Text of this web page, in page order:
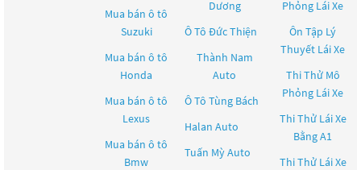
Mua bán ô tô
Suzuki
Mua bán ô tô
Honda
Mua bán ô tô
Lexus
Mua bán ô tô
Bmw
Dương
Ô Tô Đức Thiện
Thành Nam
Auto
Ô Tô Tùng Bách
Halan Auto
Tuấn Mỳ Auto
Phỏng Lái Xe
Ôn Tập Lý
Thuyết Lái Xe
Thi Thử Mô
Phỏng Lái Xe
Thi Thử Lái Xe
Bằng A1
Thi Thử Lái Xe